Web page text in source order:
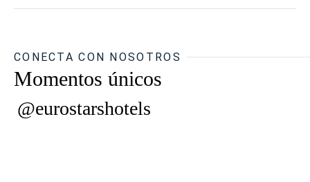
CONECTA CON NOSOTROS
Momentos únicos
@eurostarshotels